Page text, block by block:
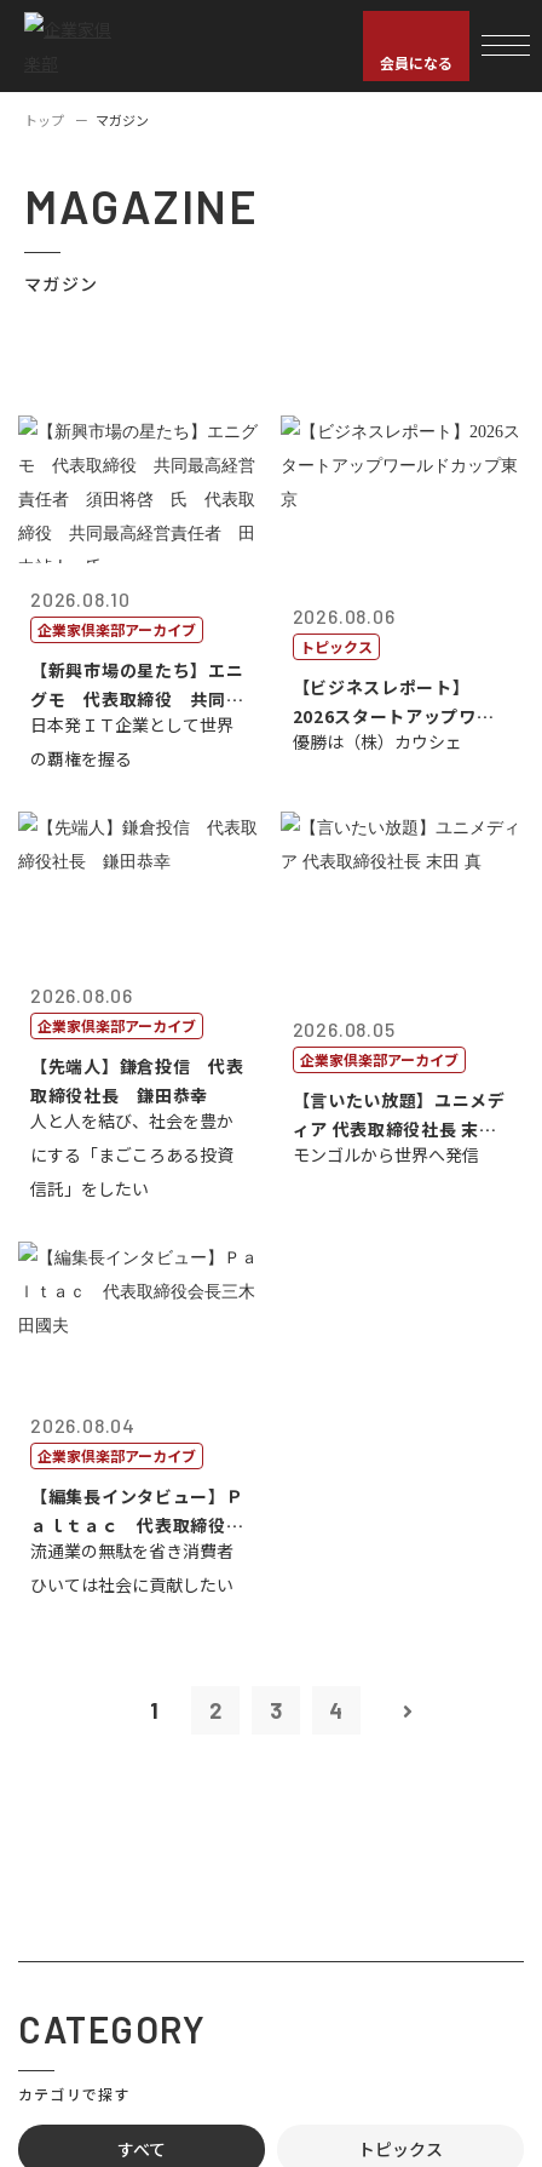
会員になる
トップ マガジン
MAGAZINE
マガジン
2026.08.10
企業家倶楽部アーカイブ
【新興市場の星たち】エニ
グモ 代表取締役 共同最
高経営責任者...
日本発ＩＴ企業として世界
の覇権を握る
2026.08.06
トピックス
【ビジネスレポート】
2026スタートアップワー
ルドカップ東京
優勝は（株）カウシェ
2026.08.06
企業家倶楽部アーカイブ
【先端人】鎌倉投信 代表
取締役社長 鎌田恭幸
人と人を結び、社会を豊か
にする「まごころある投資
信託」をしたい
2026.08.05
企業家倶楽部アーカイブ
【言いたい放題】ユニメデ
ィア 代表取締役社長 末田
真
モンゴルから世界へ発信
2026.08.04
企業家倶楽部アーカイブ
【編集長インタビュー】Ｐ
ａｌｔａｃ 代表取締役会
長三木田國夫
流通業の無駄を省き消費者
ひいては社会に貢献したい
1 2 3 4
CATEGORY
カテゴリで探す
すべて トピックス